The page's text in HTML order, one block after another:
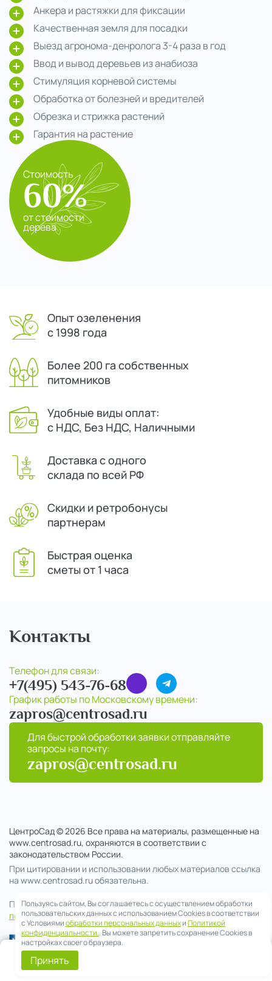
Анкера и растяжки для фиксации
Качественная земля для посадки
Выезд агронома-денролога 3-4 раза в год
Ввод и вывод деревьев из анабиоза
Стимуляция корневой системы
Обработка от болезней и вредителей
Обрезка и стрижка растений
Гарантия на растение
Стоимость
60%
от стоимости
дерева
Telegram
Опыт озеленения
с 1998 года
Более 200 га собственных
питомников
Удобные виды оплат:
с НДС, Без НДС, Наличными
Доставка с одного
склада по всей РФ
Скидки и ретробонусы
партнерам
Быстрая оценка
сметы от 1 часа
Контакты
Телефон для связи:
+7(495) 543-76-68
График работы по Московскому времени:
zapros@centrosad.ru
Для быстрой обработки заявки отправляйте
запросы на почту:
zapros@centrosad.ru
ЦентроСад © 2026 Все права на материалы, размещенные на
www.centrosad.ru, охраняются в соответствии с
законодательством России.
При цитировании и использовании любых материалов ссылка
на www.centrosad.ru обязательна.
Продолжая посещение сайта , вы соглашаетесь на обработку
персональных данных
Пользуясь сайтом, Вы соглашаетесь с осуществлением обработки
пользовательских данных с использованием Cookies в соответствии
с Условиямиобработки персональных данныхиПолитикой
конфиденциальности.. Вы можете запретить сохранение Cookies в
настройках своего браузера.
Принять